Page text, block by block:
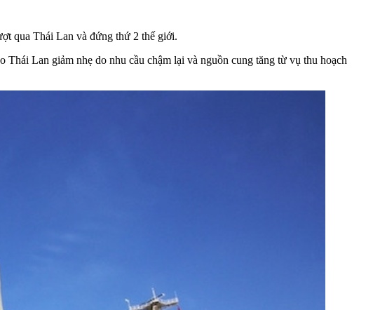
qua Thái Lan và đứng thứ 2 thế giới.
Lan giảm nhẹ do nhu cầu chậm lại và nguồn cung tăng từ vụ thu hoạch